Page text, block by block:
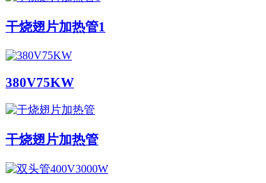
干烧翅片加热管1
380V75KW
干烧翅片加热管